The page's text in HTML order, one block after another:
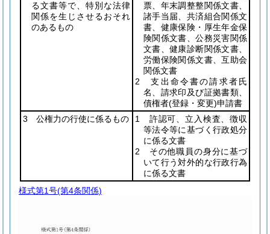
る文書等で、特別な法律
関係を生じさせるおそれ
のあるもの
票、年末調整整関係文書、
諸手当届、共済組合関係文
書、健康保険・厚生年金保
険関係文書、公務災害関係
文書、健康診断関係文書、
労働保険関係文書、互助会
関係文書
2 支出命令書の請求者氏
名、請求印及び証拠書類、
債権者(登録・変更)申請書
3 公権力の行使に係るもの
1 許認可、立入検査、徴収
等法令等に基づく行政処分
に係る文書
2 その他職員の身分に基づ
いて行う対外的な行政行為
に係る文書
様式第1号(第4条関係)